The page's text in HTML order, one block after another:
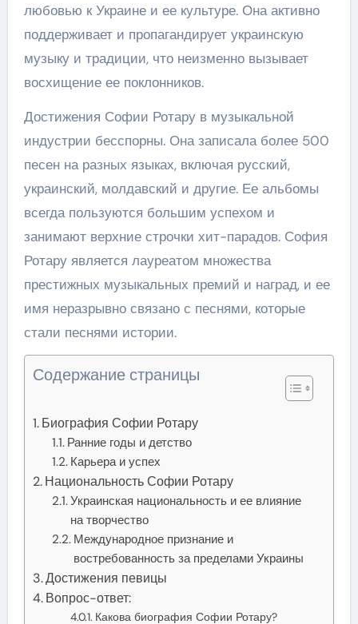
любовью к Украине и ее культуре. Она активно
поддерживает и пропагандирует украинскую
музыку и традиции, что неизменно вызывает
восхищение ее поклонников.
Достижения Софии Ротару в музыкальной
индустрии бесспорны. Она записала более 500
песен на разных языках, включая русский,
украинский, молдавский и другие. Ее альбомы
всегда пользуются большим успехом и
занимают верхние строчки хит-парадов. София
Ротару является лауреатом множества
престижных музыкальных премий и наград, и ее
имя неразрывно связано с песнями, которые
стали песнями истории.
Содержание страницы
Биография Софии Ротару
Ранние годы и детство
Карьера и успех
Национальность Софии Ротару
Украинская национальность и ее влияние
на творчество
Международное признание и
востребованность за пределами Украины
Достижения певицы
Вопрос-ответ:
Какова биография Софии Ротару?